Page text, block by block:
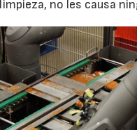
no les causa